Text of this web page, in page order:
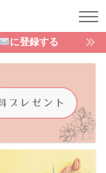
に登録する